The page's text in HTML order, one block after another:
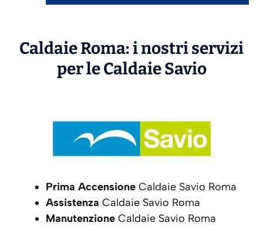
Caldaie Roma: i nostri servizi
per le CaldaieSavio
Prima Accensione Caldaie Savio Roma
Assistenza Caldaie Savio Roma
Manutenzione Caldaie Savio Roma